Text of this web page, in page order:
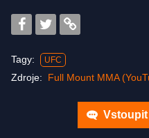
Tagy: UFC
Zdroje: Full Mount MMA